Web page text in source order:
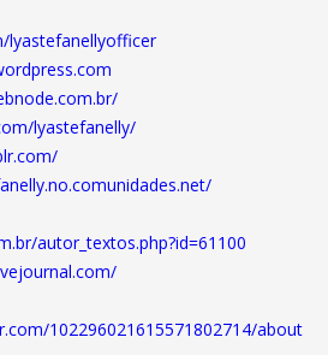
lyastefanellyofficer
lyastefanelly/
autor_textos.php?id=61100
102296021615571802714/about